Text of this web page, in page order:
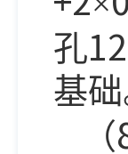
孔12
基
（